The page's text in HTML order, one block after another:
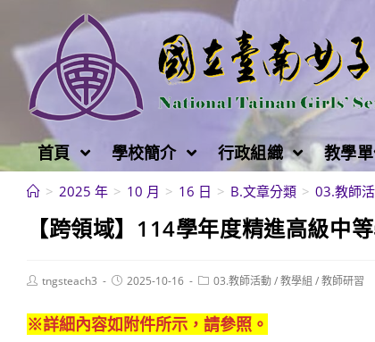
至
容
首頁 學校簡介 行政組織 教學
> 2025 年 > 10 月 > 16 日 > B.文章分類 > 03.教師
【跨領域】114學年度精進高級中
Posttngsteach3
Post2025-10-16
Post03.教師活動/教學組 /教師研習
※詳細內容如附件所示，請參照。